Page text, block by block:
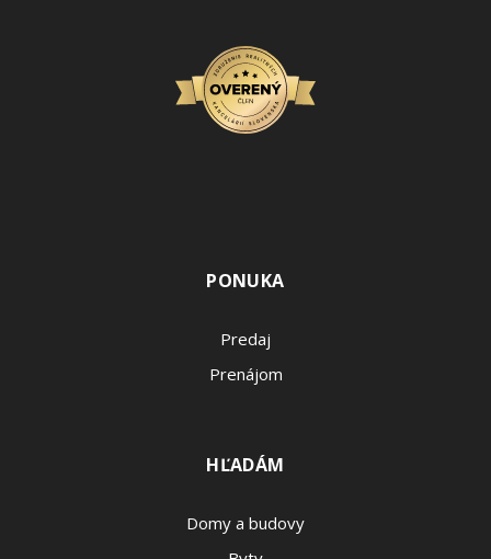
PONUKA
Predaj
Prenájom
HĽADÁM
Domy a budovy